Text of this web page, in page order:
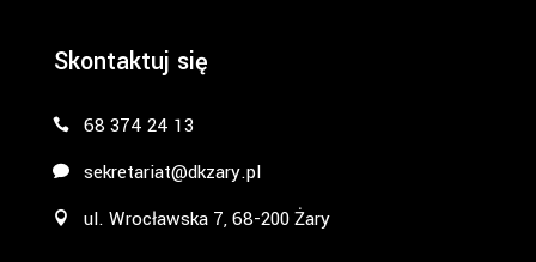
Skontaktuj się
68 374 24 13
sekretariat@dkzary.pl
ul. Wrocławska 7, 68-200 Żary